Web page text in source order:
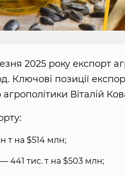
2025 року експорт
Ключові позиції
Віталій
т на $514 млн;
441 тис. т на $503 млн;